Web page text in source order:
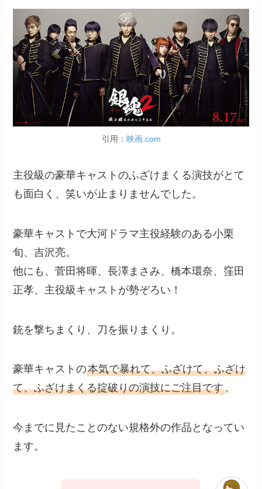
引用： 映画.com
主役級の豪華キャストのふざけまくる演技がとて
も面白く、笑いが止まりませんでした。
豪華キャストで大河ドラマ主役経験のある小栗
旬、吉沢亮。
他にも、菅田将暉、長澤まさみ、橋本環奈、窪田
正孝、主役級キャストが勢ぞろい！
銃を撃ちまくり、刀を振りまくり。
豪華キャストの本気で暴れて、ふざけて、ふざけ
て、ふざけまくる掟破りの演技にご注目です。
今までに見たことのない規格外の作品となってい
ます。